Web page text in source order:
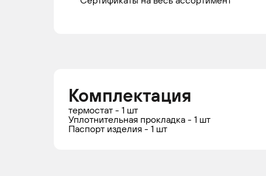
Комплектация
термостат - 1 шт
Уплотнительная прокладка - 1 шт
Паспорт изделия - 1 шт